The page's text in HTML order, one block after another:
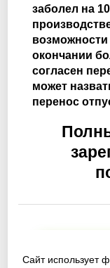
Сайт использует
заболел на
возможности
окончании
согласен
может
перенос